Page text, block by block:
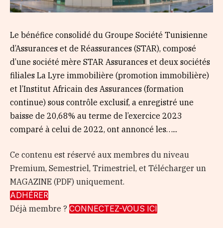
Le bénéfice consolidé du Groupe Société Tunisienne
d’Assurances et de Réassurances (STAR), composé
d’une société mère STAR Assurances et deux sociétés
filiales La Lyre immobilière (promotion immobilière)
et l’Institut Africain des Assurances (formation
continue) sous contrôle exclusif, a enregistré une
baisse de 20,68% au terme de l’exercice 2023
comparé à celui de 2022, ont annoncé les…...
Ce contenu est réservé aux membres du niveau
Premium, Semestriel, Trimestriel, et Télécharger un
MAGAZINE (PDF) uniquement.
ADHÉRER
Déjà membre ? CONNECTEZ-VOUS ICI